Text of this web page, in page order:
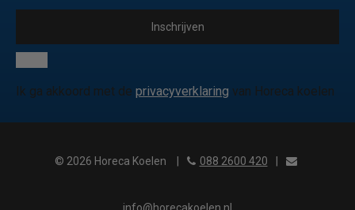
Inschrijven
Ik ga akkoord met de privacyverklaring van Horeca koelen
© 2026 Horeca Koelen 088 2600 420